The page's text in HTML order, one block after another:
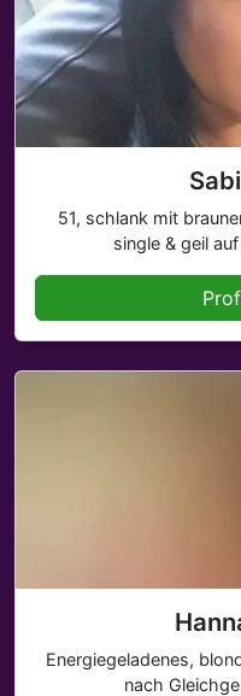
51, schlank mit
single & geil
Energiegeladenes,
nach